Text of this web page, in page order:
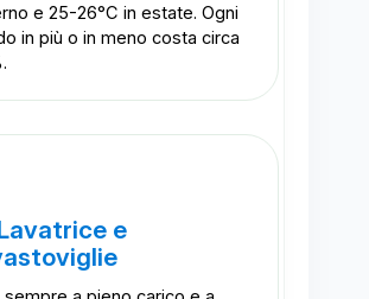
e 25-26°C in estate. Ogni
in più o in meno costa circa
e